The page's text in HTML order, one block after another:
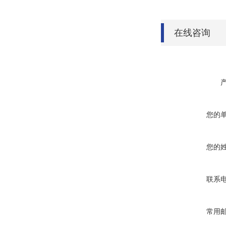
在线咨询
您的
您的
联系
常用